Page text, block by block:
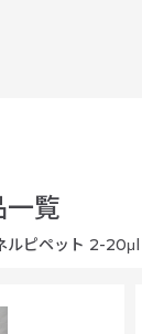
一覧
ピペット 2-20μl